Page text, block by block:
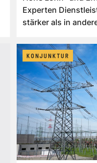
Experten
stärker als in
KONJUNKTUR